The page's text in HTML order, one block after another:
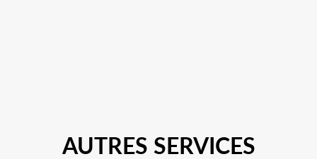
AUTRES SERVICES